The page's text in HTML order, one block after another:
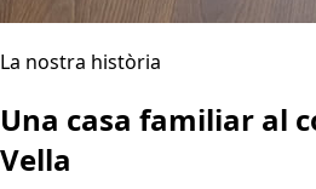
La nostra història
Una casa familiar al
Vella